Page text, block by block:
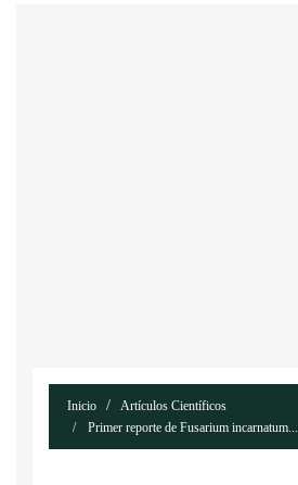
Inicio
Artículos Científicos
Primer reporte de Fusarium incarnatum...